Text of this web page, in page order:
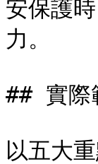
安保護
力。
## 實際
以五大